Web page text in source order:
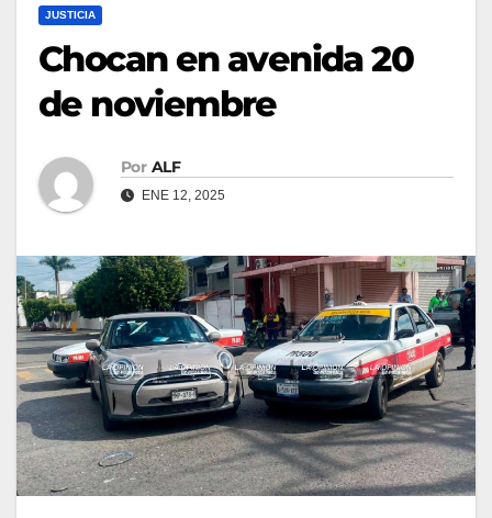
JUSTICIA
Chocan en avenida 20
de noviembre
Por ALF
ENE 12, 2025